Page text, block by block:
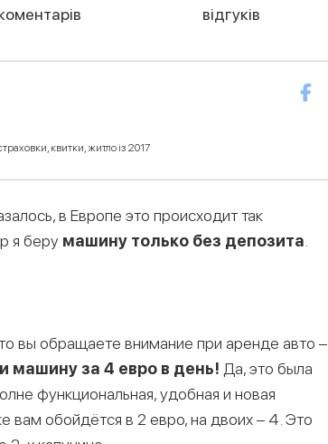
відгуків
квитки, житло із 2017
в Европе это происходит так
я беру машину только без депозита
вы обращаете внимание при аренде авто –
машину за 4 евро в день! Да, это была
функциональная, удобная и новая
вам обойдётся в 2 евро, на двоих – 4. Это